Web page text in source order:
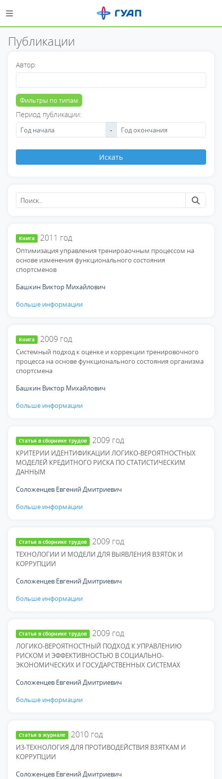
Публикации
Автор:
Фильтры по типам
Период публикации:
-
Искать
Оптимизация управления тренироаочным процессом на
основе изменения функционального состояния
спортсменов
Башкин Виктор Михайлович
больше информации
Книга 2011 год
Системный подход к оценке и коррекции тренировочного
процесса на основе функционального состояния организма
спортсмена
Башкин Виктор Михайлович
больше информации
Книга 2009 год
КРИТЕРИИ ИДЕНТИФИКАЦИИ ЛОГИКО-ВЕРОЯТНОСТНЫХ
МОДЕЛЕЙ КРЕДИТНОГО РИСКА ПО СТАТИСТИЧЕСКИМ
ДАННЫМ
Соложенцев Евгений Дмитриевич
больше информации
Статья в сборнике трудов 2009 год
ТЕХНОЛОГИИ И МОДЕЛИ ДЛЯ ВЫЯВЛЕНИЯ ВЗЯТОК И
КОРРУПЦИИ
Соложенцев Евгений Дмитриевич
больше информации
Статья в сборнике трудов 2009 год
ЛОГИКО-ВЕРОЯТНОСТНЫЙ ПОДХОД К УПРАВЛЕНИЮ
РИСКОМ И ЭФФЕКТИВНОСТЬЮ В СОЦИАЛЬНО-
ЭКОНОМИЧЕСКИХ И ГОСУДАРСТВЕННЫХ СИСТЕМАХ
Соложенцев Евгений Дмитриевич
больше информации
Статья в сборнике трудов 2009 год
И3-ТЕХНОЛОГИЯ ДЛЯ ПРОТИВОДЕЙСТВИЯ ВЗЯТКАМ И
КОРРУПЦИИ
Соложенцев Евгений Дмитриевич
Статья в журнале 2010год